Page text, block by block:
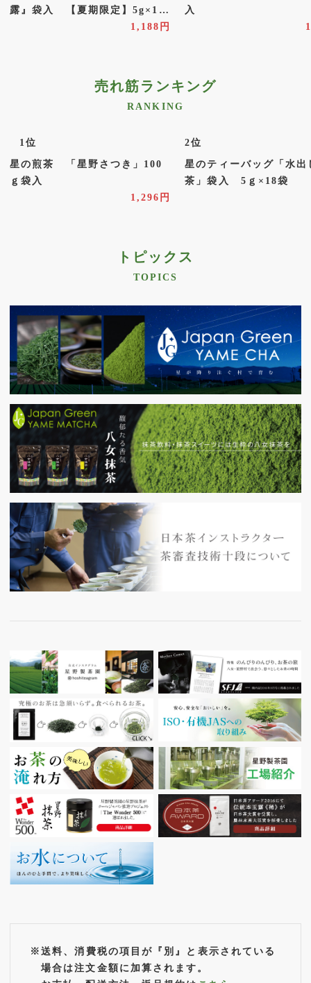
たしますが、何卒ご理解ご了承の程お願い申し上げます。
2026年7月より抹茶商品を中心に価格改定をさせていた
だいております。御客様には大変ご迷惑お掛けしますが
何卒ご了承の程お願い申し上げます。今後も今まで以上
に品質本位の良質なお茶づくりに全力で努めてまいりま
【新茶】「特煎Ｓ印」「蒼風」ができました☆彡 ※発
⇒ コチラを確認
2026.06.16
【新茶】「ほしの光」「白折 ばら」ができました☆
彡 ※発送はご予約順となります
2026.06.10
【新茶】「有機栽培茶 煎茶」「白姫」ができました☆
彡 ※発送はご予約順となります
2026.06.08
【新茶】「玉露白折」「玉露粉」 「かぶせ粉」ができ
ました☆彡 ※発送はご予約順となります
2026.06.05
【新茶】「かぶせ白折 草」「みどり玄米茶」「玄米
茶 松」「みどり白折」 ができました☆彡 ※発送は
【新茶】「出品玉露」「出品煎茶」 ができました☆
彡 ※発送はご予約順となります
2026.06.05
【新茶】八女玉露「星雲」「星風」 ができました☆
彡 ※発送はご予約順となります
2026.06.04
【新茶】八女伝統本玉露「稀」「ほしの秘園」 ができ
ました☆彡 ※発送はご予約順となります
2026.06.02
【新茶】藤緑 ができました☆彡 ※発送はご予約順と
なります
ザイナーズパッケージ 販売開始☆彡
東京吉祥寺のカレクチャペック紅茶店オーナーで絵本作家の山
露』袋入 【夏期限定】5g×10
1,188円
入
売れ筋ランキング
RANKING
1位
星の煎茶 「星野さつき」100
ｇ袋入
1,296円
2位
星のティーバッグ「水出
茶」袋入 5ｇ×18袋
トピックス
TOPICS
※送料、消費税の項目が『別』と表示されている
場合は注文金額に加算されます。